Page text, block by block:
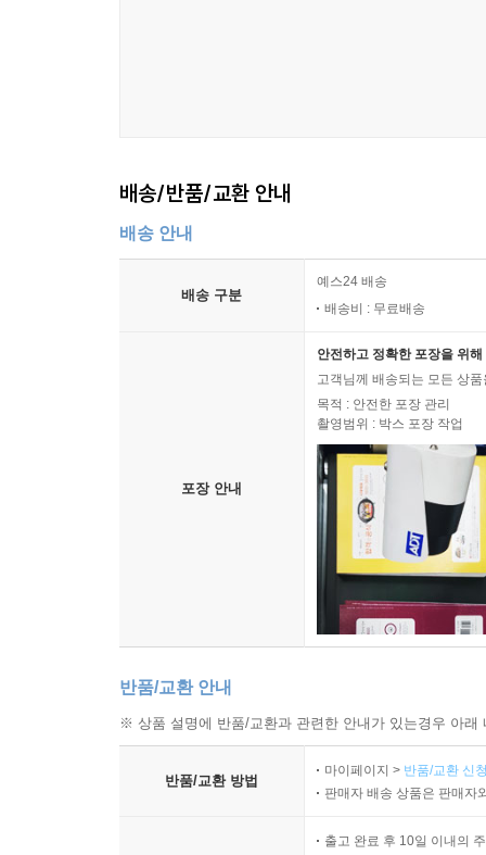
배송/반품/교환 안내
배송 안내
배송 구분
예스24 배송
배송비 : 무료배송
포장 안내
안전하고 정확한 포장을 위
고객님께 배송되는 모든 상
목적 : 안전한 포장 관리
촬영범위 : 박스 포장 작업
반품/교환 안내
※ 상품 설명에 반품/교환과 관련한 안내가 있는경우 아
반품/교환 방법
마이페이지 > 반품/교환 신
판매자 배송 상품은 판매자
출고 완료 후 10일 이내의